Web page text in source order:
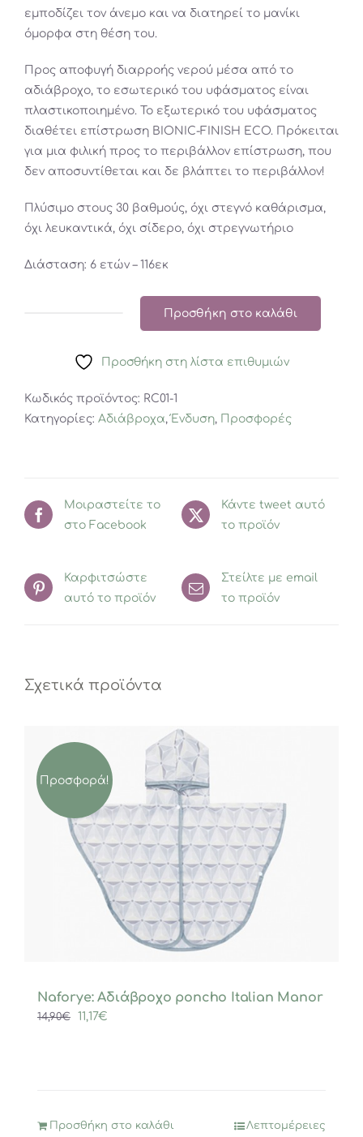
εμποδίζει τον άνεμο και να διατηρεί το μανίκι
όμορφα στη θέση του.
Προς αποφυγή διαρροής νερού μέσα από το
αδιάβροχο, το εσωτερικό του υφάσματος είναι
πλαστικοποιημένο. Το εξωτερικό του υφάσματος
διαθέτει επίστρωση BIONIC-FINISH ECO. Πρόκειται
για μια φιλική προς το περιβάλλον επίστρωση, που
δεν αποσυντίθεται και δε βλάπτει το περιβάλλον!
Πλύσιμο στους 30 βαθμούς, όχι στεγνό καθάρισμα,
όχι λευκαντικά, όχι σίδερο, όχι στρεγνωτήριο
Διάσταση: 6 ετών – 116εκ
Αδιάβροχο
6
ετών
Προσθήκη στο καλάθι
Προσθήκη στη λίστα επιθυμιών
Κωδικός προϊόντος: RC01-1
Κατηγορίες: Αδιάβροχα,Ένδυση, Προσφορές
Μοιραστείτε το
στο Facebook
Κάντε tweet αυτό
το προϊόν
Καρφιτσώστε
αυτό το προϊόν
Στείλτε με email
το προϊόν
Σχετικά προϊόντα
Προσφορά!
Naforye: Αδιάβροχο poncho Italian Manor
14,90€
Original
11,17€
Προσθήκη στο καλάθι Λεπτομέρειες